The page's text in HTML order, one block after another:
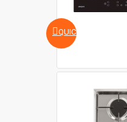
QUICKVIEW